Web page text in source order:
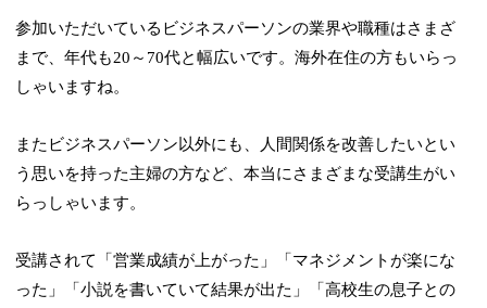
参加いただいているビジネスパーソンの業界や職種はさまざ
まで、年代も20～70代と幅広いです。海外在住の方もいらっ
しゃいますね。
またビジネスパーソン以外にも、人間関係を改善したいとい
う思いを持った主婦の方など、本当にさまざまな受講生がい
らっしゃいます。
受講されて「営業成績が上がった」「マネジメントが楽にな
った」「小説を書いていて結果が出た」「高校生の息子との